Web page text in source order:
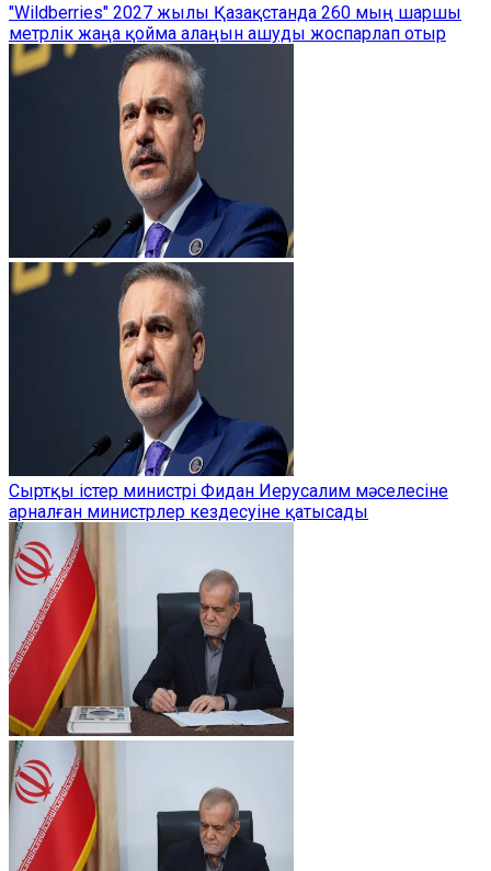
"Wildberries" 2027 жылы Қазақстанда 260 мың шаршы
метрлік жаңа қойма алаңын ашуды жоспарлап отыр
Сыртқы істер министрі Фидан Иерусалим мәселесіне
арналған министрлер кездесуіне қатысады